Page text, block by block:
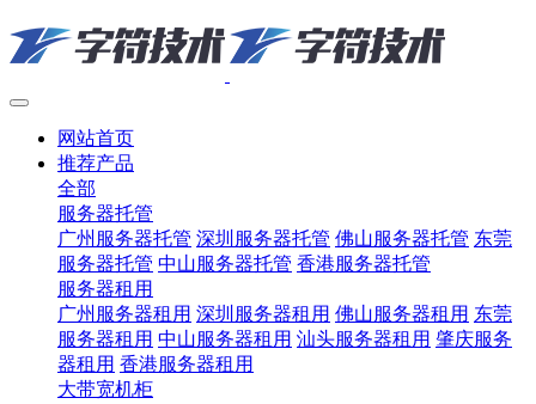
网站首页
推荐产品
全部
服务器托管
广州服务器托管 深圳服务器托管 佛山服务器托管 东莞
服务器托管 中山服务器托管 香港服务器托管
服务器租用
广州服务器租用 深圳服务器租用 佛山服务器租用 东莞
服务器租用 中山服务器租用 汕头服务器租用 肇庆服务
器租用 香港服务器租用
大带宽机柜